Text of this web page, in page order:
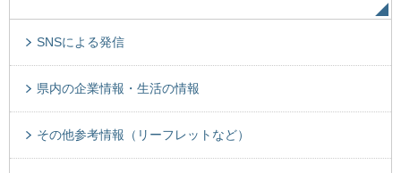
SNSによる発信
県内の企業情報・生活の情報
その他参考情報（リーフレットなど）